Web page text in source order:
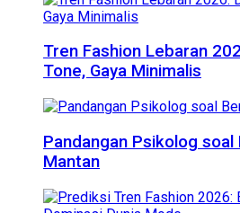
Tren Fashion Lebaran
Tone, Gaya Minimalis
Pandangan Psikolog
Mantan